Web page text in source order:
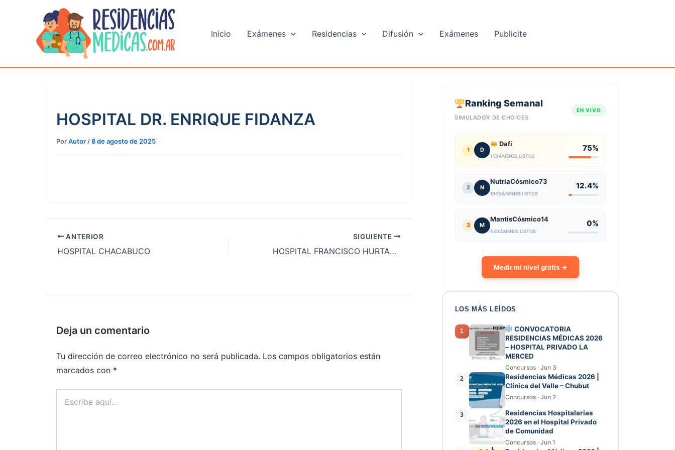
Inicio Exámenes Residencias Difusión Exámenes Publicite
HOSPITAL DR. ENRIQUE FIDANZA
PorAutor /8 de agosto de 2025
ANTERIOR
HOSPITAL CHACABUCO
SIGUIENTE
HOSPITAL FRANCISCO HURTADO
Deja un comentario
Tu dirección de correo electrónico no será publicada. Los campos obligatorios están
marcados con *
aquí...
Ranking Semanal
SIMULADOR DE CHOICES
EN VIVO
1 D
Dafi
1 EXÁMENES LISTOS
75%
2 N
NutriaCósmico73
19 EXÁMENES LISTOS
12.4%
3 M
MantisCósmico14
5 EXÁMENES LISTOS
0%
Medir mi nivel gratis →
LOS MÁS LEÍDOS
1
CONVOCATORIA
RESIDENCIAS MÉDICAS 2026
– HOSPITAL PRIVADO LA
MERCED
Concursos · Jun 3
2
Residencias Médicas 2026 |
Clínica del Valle – Chubut
Concursos · Jun 2
3
Residencias Hospitalarias
2026 en el Hospital Privado
de Comunidad
Concursos · Jun 1